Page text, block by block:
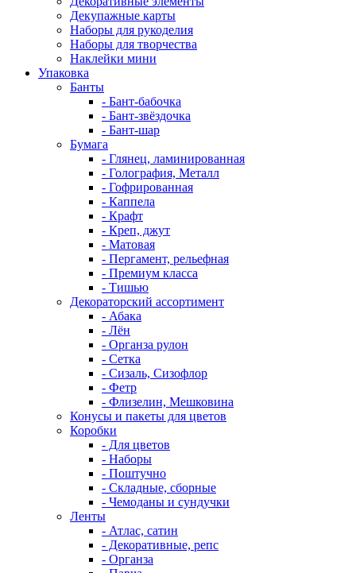
Декупажные карты
Наборы для рукоделия
Наборы для творчества
Наклейки мини
Упаковка
Банты
- Бант-бабочка
- Бант-звёздочка
- Бант-шар
Бумага
- Глянец, ламинированная
- Голография, Металл
- Гофрированная
- Каппела
- Крафт
- Креп, джут
- Матовая
- Пергамент, рельефная
- Премиум класса
- Тишью
Декораторский ассортимент
- Абака
- Лён
- Органза рулон
- Сетка
- Сизаль, Сизофлор
- Фетр
- Флизелин, Мешковина
Конусы и пакеты для цветов
Коробки
- Для цветов
- Наборы
- Поштучно
- Складные, сборные
- Чемоданы и сундучки
Ленты
- Атлас, сатин
- Декоративные, репс
- Органза